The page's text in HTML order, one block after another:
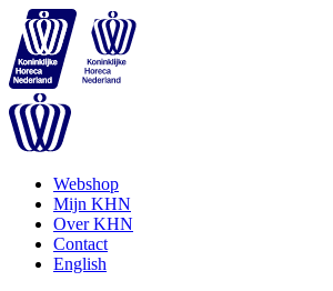
Webshop
Mijn KHN
Over KHN
Contact
English